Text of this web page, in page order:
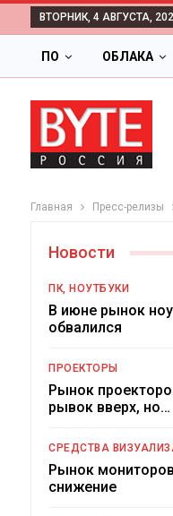
ВТОРНИК, 4 АВГУСТА,
ПО ОБЛАКА
Главная Пресс-релизы
Новости
ПК, НОУТБУКИ
В июне рынок
обвалился
ПРОЕКТОРЫ
Рынок
рывок вверх, но…
СРЕДСТВА
Рынок
снижение